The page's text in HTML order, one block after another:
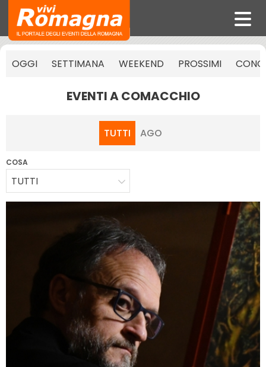
OGGI SETTIMANA WEEKEND PROSSIMI
EVENTI A COMACCHIO
TUTTI AGO
COSA
TUTTI